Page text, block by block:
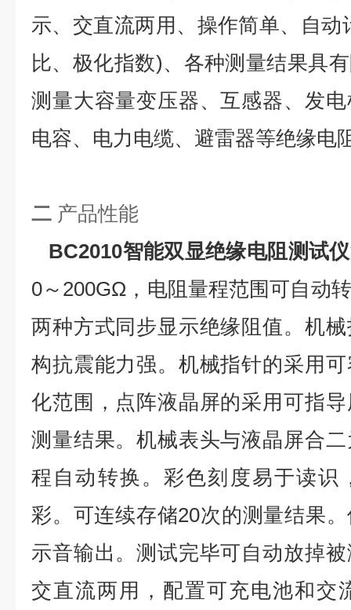
示、交直流两用、操作简单、自
比、极化指数)、各种测量结果具
测量大容量变压器、互感器、发
电容、电力电缆、避雷器等绝缘电
二 产品性能
BC2010智能双显绝缘电阻测试仪
0～200GΩ，电阻量程范围可自动
两种方式同步显示绝缘阻值。机
构抗震能力强。机械指针的采用
化范围，点阵液晶屏的采用可指
测量结果。机械表头与液晶屏合
程自动转换。彩色刻度易于读识
彩。可连续存储20次的测量结果
示音输出。测试完毕可自动放掉
交直流两用，配置可充电池和交